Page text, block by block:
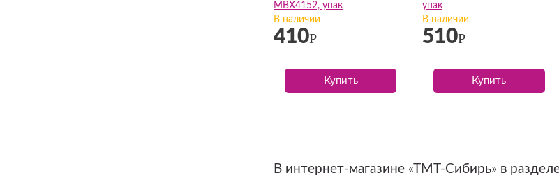
МВХ4152, упак
В наличии
410Р
Купить
упак
В наличии
510Р
Купить
В интернет-магазине «ТМТ-Сибирь» в